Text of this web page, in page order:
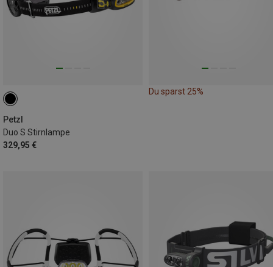
Petzl
Duo S Stirnlampe
329,95 €
Du sparst 25%